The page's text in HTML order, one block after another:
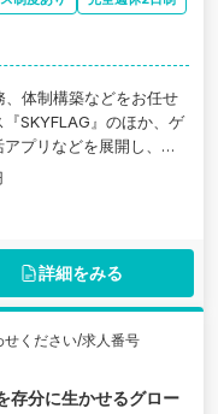
体制構築などをお任せ
SKYFLAG』のほか、ゲ
プリなどを展開し、
している企業の求人で
詳細をみる
ください/求人番号
存分に生かせるグロー